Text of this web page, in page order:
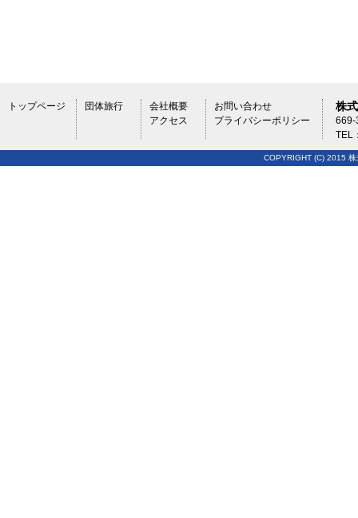
トップページ 団体旅行
会社概要
アクセス
お問い合わせ
プライバシーポリシー
株
669-
TEL
COPYRIGHT (C) 2015